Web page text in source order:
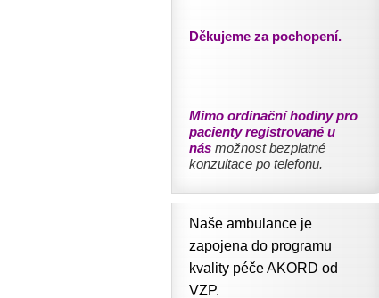
Děkujeme za pochopení.
Mimo ordinační hodiny pro
pacienty registrované u
nás možnost bezplatné
konzultace po telefonu.
Naše ambulance je
zapojena do programu
kvality péče AKORD od
VZP.